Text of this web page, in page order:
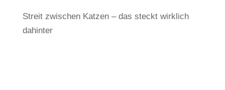
Streit zwischen Katzen – das steckt wirklich
dahinter